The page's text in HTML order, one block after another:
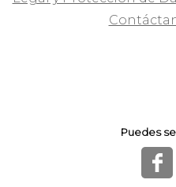
Puedes
f